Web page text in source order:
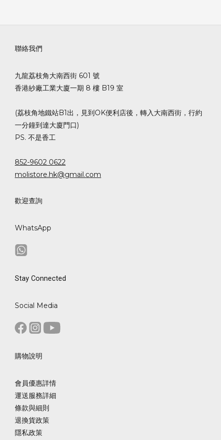
聯絡我們
九龍荔枝角大南西街 601 號
香港紗廠工業大廈一期 8 樓 B19 室
(荔枝角地鐵站B1出，見到OK便利店後，轉入大南西街，行約
一分鐘到達大廈門口)
PS. 不是香工
852-9602 0622
molistore.hk@gmail.com
歡迎查詢
WhatsApp
Stay Connected
Social Media
購物說明
會員優惠詳情
運送服務詳細
條款與細則
退換貨政策
隱私政策